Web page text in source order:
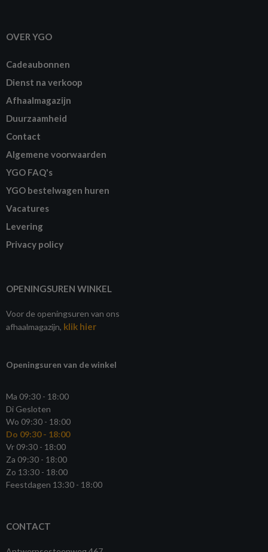
OVER YGO
Cadeaubonnen
Dienst na verkoop
Afhaalmagazijn
Duurzaamheid
Contact
Algemene voorwaarden
YGO FAQ's
YGO bestelwagen huren
Vacatures
Levering
Privacy policy
OPENINGSUREN WINKEL
Voor de openingsuren van ons
afhaalmagazijn, klik hier
Openingsuren van de winkel
Ma 09:30 - 18:00
Di Gesloten
Wo 09:30 - 18:00
Do 09:30 - 18:00
Vr 09:30 - 18:00
Za 09:30 - 18:00
Zo 13:30 - 18:00
Feestdagen 13:30 - 18:00
CONTACT